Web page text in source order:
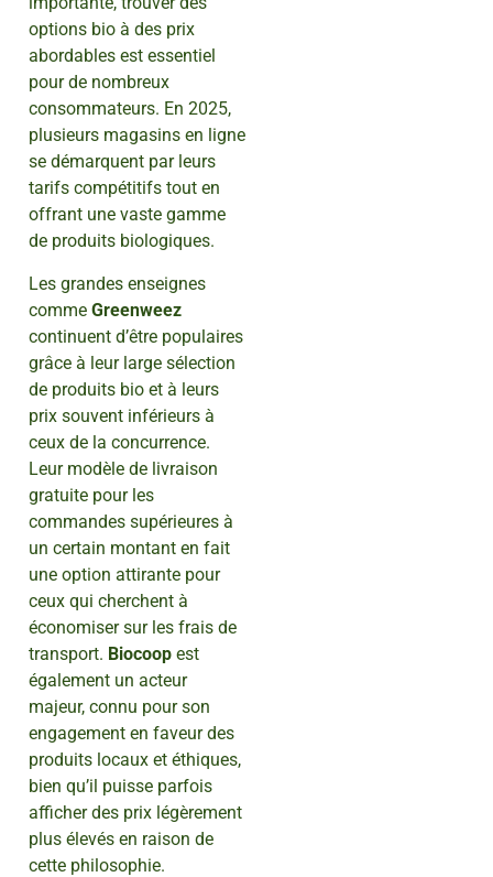
options bio à des prix
abordables est essentiel
pour de nombreux
consommateurs. En 2025,
plusieurs magasins en ligne
se démarquent par leurs
tarifs compétitifs tout en
offrant une vaste gamme
de produits biologiques.
Les grandes enseignes
comme Greenweez
continuent d’être populaires
grâce à leur large sélection
de produits bio et à leurs
prix souvent inférieurs à
ceux de la concurrence.
Leur modèle de livraison
gratuite pour les
commandes supérieures à
un certain montant en fait
une option attirante pour
ceux qui cherchent à
économiser sur les frais de
transport. Biocoop est
également un acteur
majeur, connu pour son
engagement en faveur des
produits locaux et éthiques,
bien qu’il puisse parfois
afficher des prix légèrement
plus élevés en raison de
cette philosophie.